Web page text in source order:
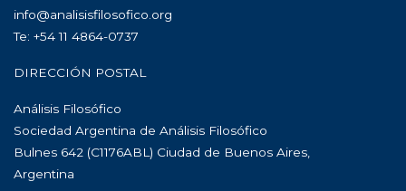
info@analisisfilosofico.org
Te: +54 11 4864-0737
DIRECCIÓN POSTAL
Análisis Filosófico
Sociedad Argentina de Análisis Filosófico
Bulnes 642 (C1176ABL) Ciudad de Buenos Aires,
Argentina